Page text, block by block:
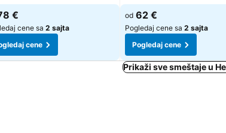
€
cene sa 2 sajta
cene
od 62 €
Pogledaj cene sa 2 sajta
Pogledaj cene
Prikaži sve smeštaje u